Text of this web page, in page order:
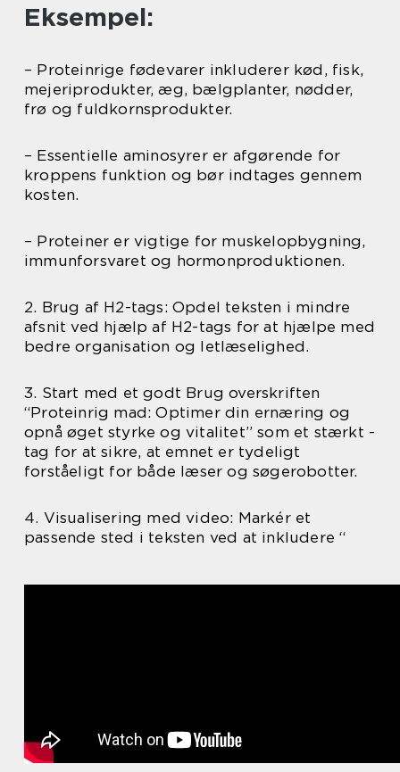
Eksempel:
– Proteinrige fødevarer inkluderer kød, fisk,
mejeriprodukter, æg, bælgplanter, nødder,
frø og fuldkornsprodukter.
– Essentielle aminosyrer er afgørende for
kroppens funktion og bør indtages gennem
kosten.
– Proteiner er vigtige for muskelopbygning,
immunforsvaret og hormonproduktionen.
2. Brug af H2-tags: Opdel teksten i mindre
afsnit ved hjælp af H2-tags for at hjælpe med
bedre organisation og letlæselighed.
3. Start med et godt Brug overskriften
“Proteinrig mad: Optimer din ernæring og
opnå øget styrke og vitalitet” som et stærkt -
tag for at sikre, at emnet er tydeligt
forståeligt for både læser og søgerobotter.
4. Visualisering med video: Markér et
passende sted i teksten ved at inkludere “